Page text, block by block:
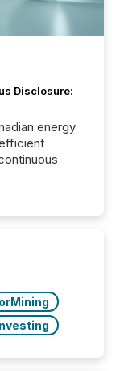
Disclosure:
energy